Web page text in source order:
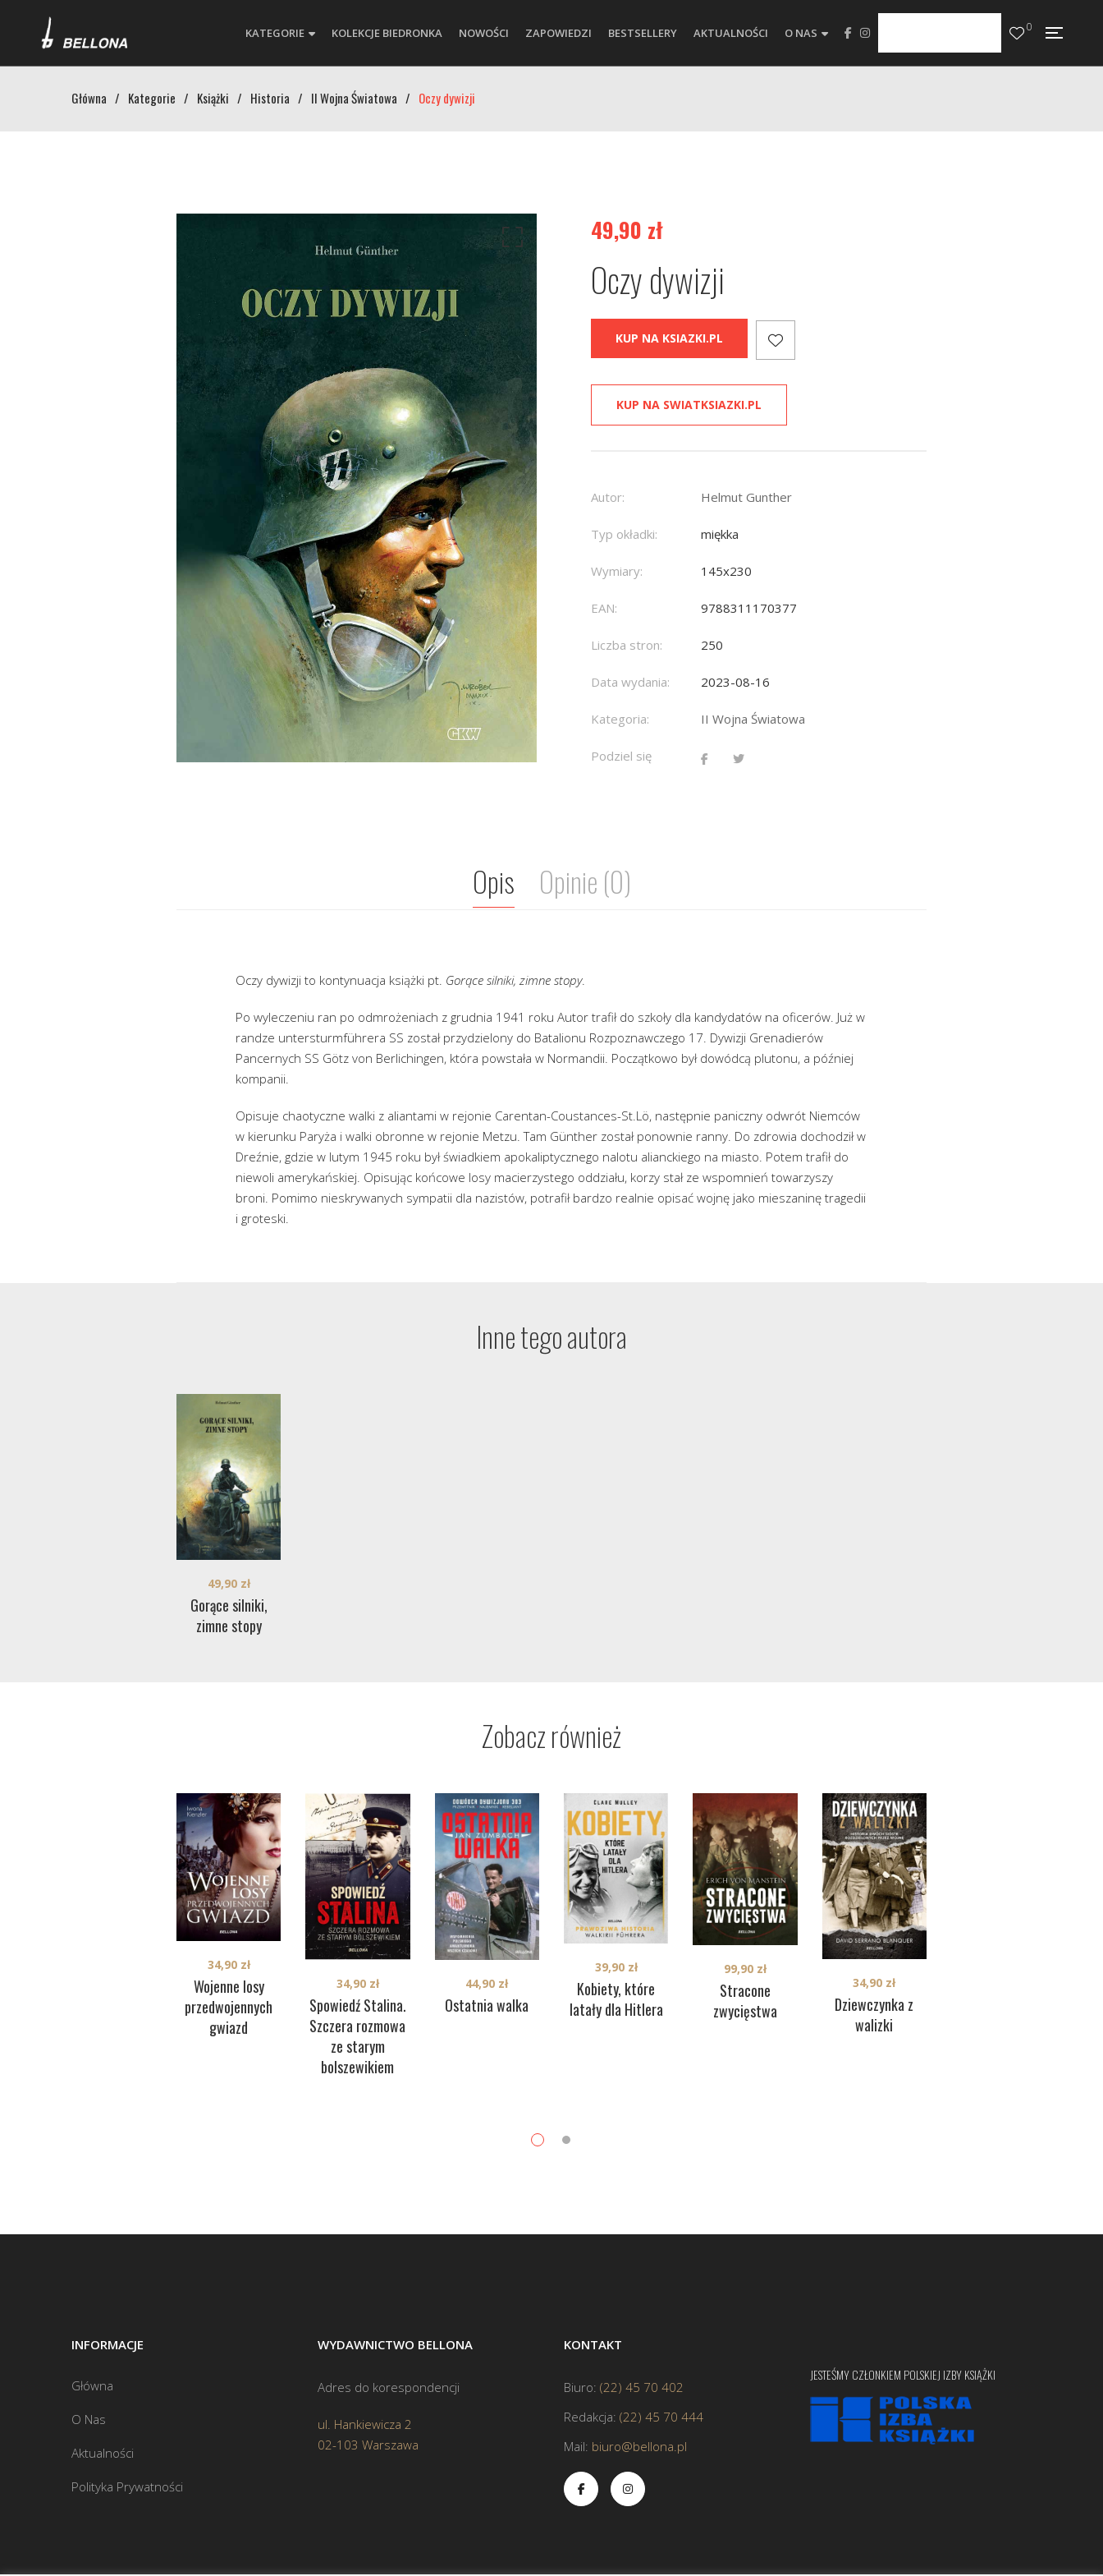
KATEGORIE KOLEKCJE BIEDRONKA NOWOŚCI ZAPOWIEDZI BESTSELLERY AKTUALNOŚCI O NAS 0
Główna / Kategorie / Książki / Historia / II Wojna Światowa / Oczy dywizji
49,90 zł
Oczy dywizji
KUP NA KSIAZKI.PL
KUP NA SWIATKSIAZKI.PL
Autor: Helmut Gunther
Typ okładki: miękka
Wymiary: 145x230
EAN: 9788311170377
Liczba stron: 250
Data wydania: 2023-08-16
Kategoria: II Wojna Światowa
Podziel się
Opis Opinie (0)
Oczy dywizji to kontynuacja książki pt. Gorące silniki, zimne stopy.
Po wyleczeniu ran po odmrożeniach z grudnia 1941 roku Autor trafił do szkoły dla kandydatów na oficerów. Już w
randze untersturmführera SS został przydzielony do Batalionu Rozpoznawczego 17. Dywizji Grenadierów
Pancernych SS Götz von Berlichingen, która powstała w Normandii. Początkowo był dowódcą plutonu, a później
kompanii.
Opisuje chaotyczne walki z aliantami w rejonie Carentan-Coustances-St.Lö, następnie paniczny odwrót Niemców
w kierunku Paryża i walki obronne w rejonie Metzu. Tam Günther został ponownie ranny. Do zdrowia dochodził w
Dreźnie, gdzie w lutym 1945 roku był świadkiem apokaliptycznego nalotu alianckiego na miasto. Potem trafił do
niewoli amerykańskiej. Opisując końcowe losy macierzystego oddziału, korzy stał ze wspomnień towarzyszy
broni. Pomimo nieskrywanych sympatii dla nazistów, potrafił bardzo realnie opisać wojnę jako mieszaninę tragedii
i groteski.
Inne tego autora
Gorące silniki,
zimne stopy
49,90 zł
Zobacz również
Wojenne losy
przedwojennych
gwiazd
34,90 zł
Spowiedź Stalina.
Szczera rozmowa
ze starym
bolszewikiem
34,90 zł
Ostatnia walka
44,90 zł
Kobiety, które
latały dla Hitlera
39,90 zł
Stracone
zwycięstwa
99,90 zł
Dziewczynka z
walizki
34,90 zł
INFORMACJE
Główna
O Nas
Aktualności
Polityka Prywatności
WYDAWNICTWO BELLONA
Adres do korespondencji
ul. Hankiewicza 2
02-103 Warszawa
KONTAKT
Biuro: (22) 45 70 402
Redakcja: (22) 45 70 444
Mail: biuro@bellona.pl
JESTEŚMY CZŁONKIEM POLSKIEJ IZBY KSIĄŻKI